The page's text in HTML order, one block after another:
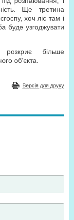
Ще третина
хоч ліс там і
буде узгоджувати
розкриє більше
об’єкта.
Версія для друку